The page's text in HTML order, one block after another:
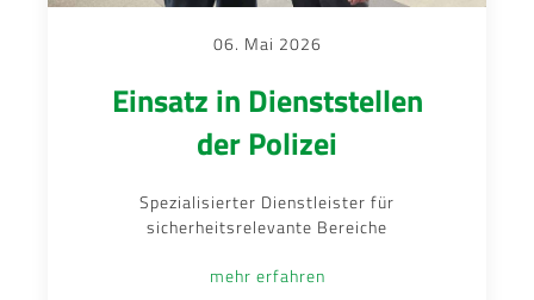
06. Mai 2026
Einsatz in Dienststellen
der Polizei
Spezialisierter Dienstleister für
sicherheitsrelevante Bereiche
mehr erfahren